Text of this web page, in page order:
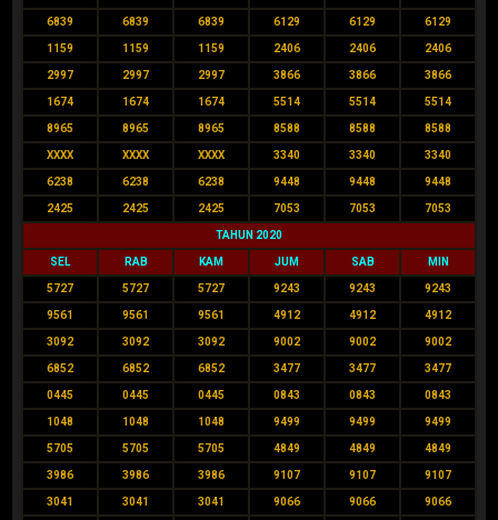
6839 6839 6839 6129 6129 6129
1159 1159 1159 2406 2406 2406
2997 2997 2997 3866 3866 3866
1674 1674 1674 5514 5514 5514
8965 8965 8965 8588 8588 8588
XXXX XXXX XXXX 3340 3340 3340
6238 6238 6238 9448 9448 9448
2425 2425 2425 7053 7053 7053
TAHUN 2020
SEL RAB KAM JUM SAB MIN
5727 5727 5727 9243 9243 9243
9561 9561 9561 4912 4912 4912
3092 3092 3092 9002 9002 9002
6852 6852 6852 3477 3477 3477
0445 0445 0445 0843 0843 0843
1048 1048 1048 9499 9499 9499
5705 5705 5705 4849 4849 4849
3986 3986 3986 9107 9107 9107
3041 3041 3041 9066 9066 9066